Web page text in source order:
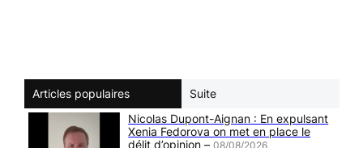
Articles populaires
Suite
Nicolas Dupont-Aignan : En expulsant
Xenia Fedorova on met en place le
délit d’opinion –08/08/2026